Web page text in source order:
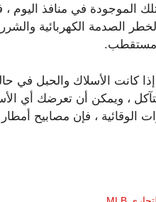
الموجودة في منافذ اليوم
الصدمة الكهربائية
مستقطب.
كانت الأسلاك والحبل في
، ويمكن أن تعرضك أي
الوقائية ، فإن مصابيح